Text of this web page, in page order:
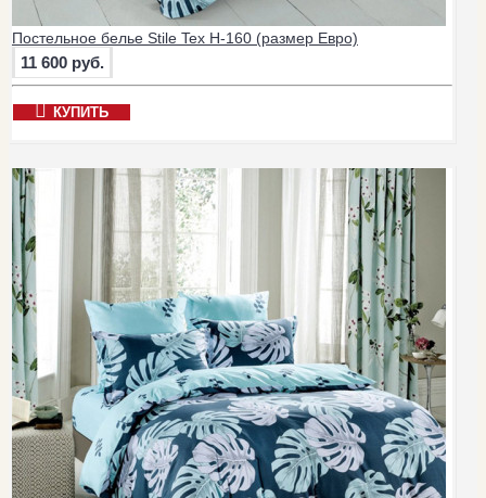
Постельное белье Stile Tex H-160 (размер Евро)
11 600 руб.
КУПИТЬ